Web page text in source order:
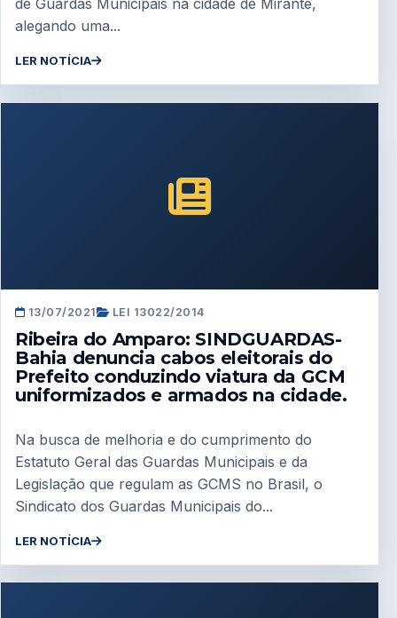
de Guardas Municipais na cidade de Mirante,
alegando uma...
LER NOTÍCIA
13/07/2021 LEI 13022/2014
Ribeira do Amparo: SINDGUARDAS-
Bahia denuncia cabos eleitorais do
Prefeito conduzindo viatura da GCM
uniformizados e armados na cidade.
Na busca de melhoria e do cumprimento do
Estatuto Geral das Guardas Municipais e da
Legislação que regulam as GCMS no Brasil, o
Sindicato dos Guardas Municipais do...
LER NOTÍCIA